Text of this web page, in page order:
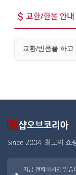
교환/환불 안내
교환/반품을 하고
Since 2004. 최고의 쇼
지금 전화하시면 받습